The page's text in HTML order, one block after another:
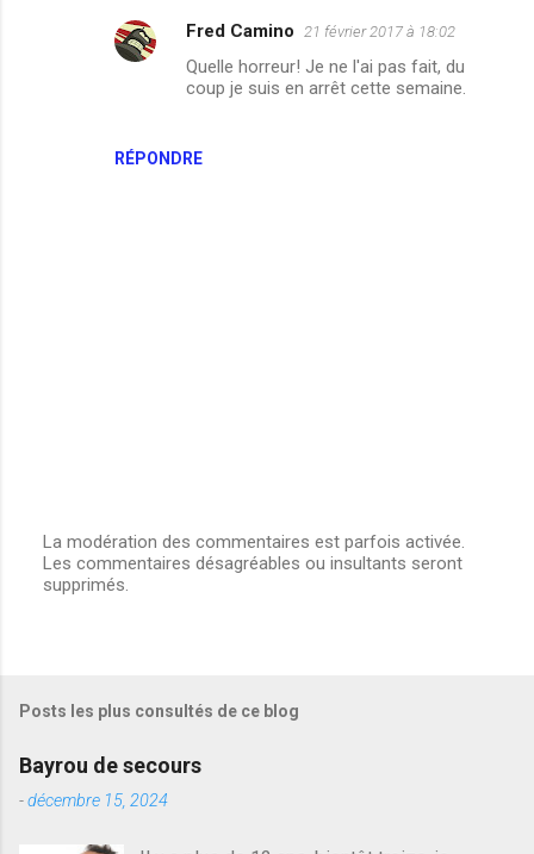
RÉPONDRE
Fred Camino 21 février 2017 à 18:02
Quelle horreur! Je ne l'ai pas fait, du
coup je suis en arrêt cette semaine.
E
n
t
e
r
u
La modération des commentaires est parfois activée.
Les commentaires désagréables ou insultants seront
supprimés.
Posts les plus consultés de ce blog
Bayrou de secours
-décembre 15, 2024